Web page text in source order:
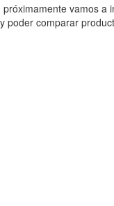
vamos
poder comparar